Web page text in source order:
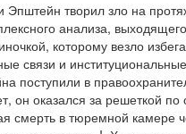
творил зло на
анализа,
которому везло
связи и
поступили в
он оказался за решеткой
смерть в тюремной камере